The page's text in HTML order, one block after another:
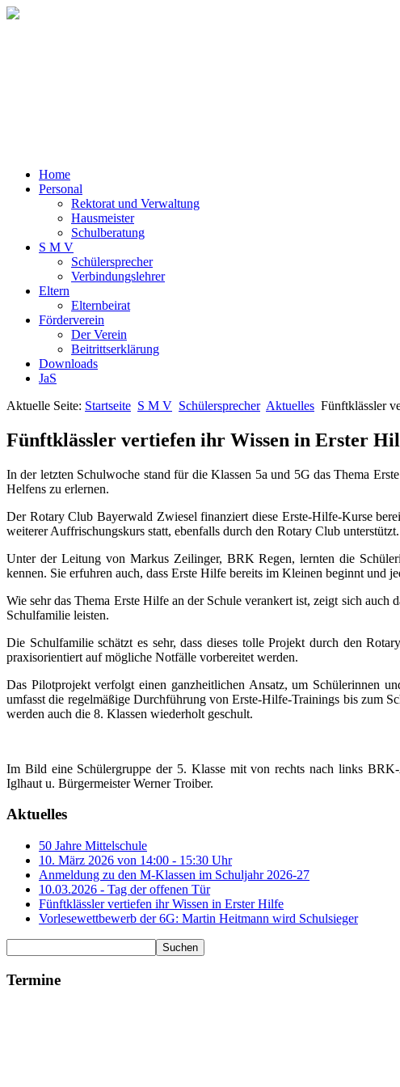
Home
Personal
Rektorat und Verwaltung
Hausmeister
Schulberatung
S M V
Schülersprecher
Verbindungslehrer
Eltern
Elternbeirat
Förderverein
Der Verein
Beitrittserklärung
Downloads
JaS
Aktuelle Seite: Startseite S M V Schülersprecher Aktuelles Fünftklässler
Fünftklässler vertiefen ihr Wissen in Erster
In der letzten Schulwoche stand für die Klassen 5a und 5G das Thema
Helfens zu erlernen.
Der Rotary Club Bayerwald Zwiesel finanziert diese Erste-Hilfe-Kurse
weiterer Auffrischungskurs statt, ebenfalls durch den Rotary Club
Unter der Leitung von Markus Zeilinger, BRK Regen, lernten die
kennen. Sie erfuhren auch, dass Erste Hilfe bereits im Kleinen beginnt und
Wie sehr das Thema Erste Hilfe an der Schule verankert ist, zeigt sich
Schulfamilie leisten.
Die Schulfamilie schätzt es sehr, dass dieses tolle Projekt durch den
praxisorientiert auf mögliche Notfälle vorbereitet werden.
Das Pilotprojekt verfolgt einen ganzheitlichen Ansatz, um Schülerinnen
umfasst die regelmäßige Durchführung von Erste-Hilfe-Trainings bis zum
werden auch die 8. Klassen wiederholt geschult.
Im Bild eine Schülergruppe der 5. Klasse mit von rechts nach links
Iglhaut u. Bürgermeister Werner Troiber.
Aktuelles
50 Jahre Mittelschule
10. März 2026 von 14:00 - 15:30 Uhr
Anmeldung zu den M-Klassen im Schuljahr 2026-27
10.03.2026 - Tag der offenen Tür
Fünftklässler vertiefen ihr Wissen in Erster Hilfe
Vorlesewettbewerb der 6G: Martin Heitmann wird Schulsieger
Termine